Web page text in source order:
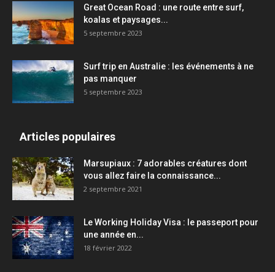
Great Ocean Road : une route entre surf,
koalas et paysages...
5 septembre 2023
Surf trip en Australie : les événements à ne
pas manquer
5 septembre 2023
Articles populaires
Marsupiaux : 7 adorables créatures dont
vous allez faire la connaissance...
2 septembre 2021
Le Working Holiday Visa : le passeport pour
une année en...
18 février 2022